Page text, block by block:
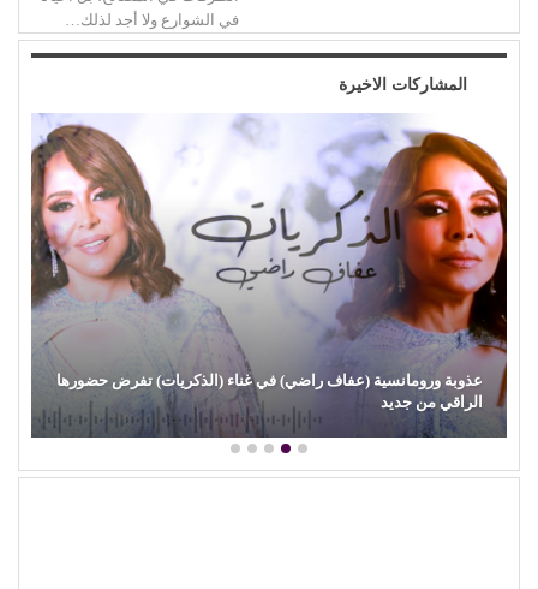
في الشوارع ولا أجد لذلك…
المشاركات الاخيرة
عذوبة ورومانسية (عفاف راضي) في غناء (الذكريات) تفرض حضورها
الراقي من جديد